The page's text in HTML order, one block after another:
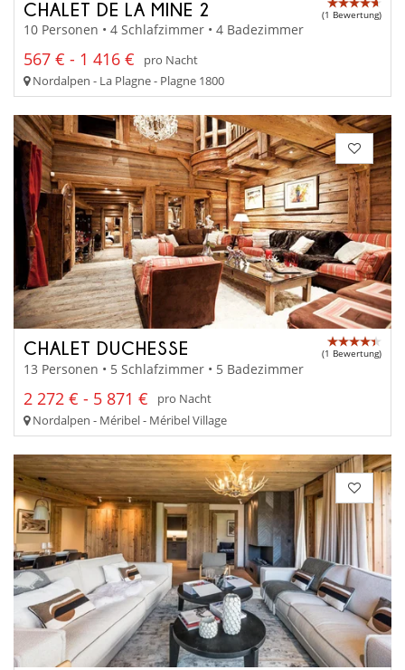
CHALET DE LA MINE 2 (1 Bewertung)
10 Personen • 4 Schlafzimmer • 4 Badezimmer
567 € - 1 416 €
pro Nacht
Nordalpen - La Plagne - Plagne 1800
CHALET DUCHESSE (1 Bewertung)
13 Personen • 5 Schlafzimmer • 5 Badezimmer
2 272 € - 5 871 €
pro Nacht
Nordalpen - Méribel - Méribel Village